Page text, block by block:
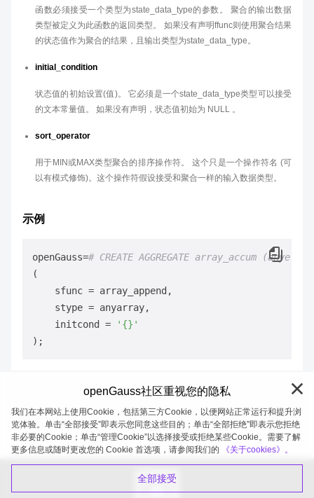
函数必须接受一个类型为state_data_type的参数。 聚合的输出数据
类型被定义为此函数的返回类型。 如果没有声明ffunc则使用聚合结果
的状态值作为聚合的结果，且输出类型为state_data_type。
initial_condition
状态值的初始设置(值)。 它必须是一个state_data_type类型可以接受
的文本常量值。 如果没有声明，状态值初始为 NULL 。
sort_operator
用于MIN或MAX类型聚合的排序操作符。 这个只是一个操作符名 (可
以有模式修饰)。这个操作符假设接受和聚合一样的输入数据类型。
示例
openGauss=# CREATE AGGREGATE array_accum
(
    sfunc = array_append,
    stype = anyarray,
    initcond =
'{}'
openGauss 2026-08-07 20:27:02
openGauss社区重视您的隐私
我们在本网站上使用Cookie，包括第三方Cookie，以便网站正常运行和提升浏
览体验。单击“全部接受”即表示您同意这些目的；单击“全部拒绝”即表示您拒绝
非必要的Cookie；单击“管理Cookie”以选择接受或拒绝某些Cookie。需要了解
更多信息或随时更改您的 Cookie 首选项，请参阅我们的
《关于cookies》。
全部接受